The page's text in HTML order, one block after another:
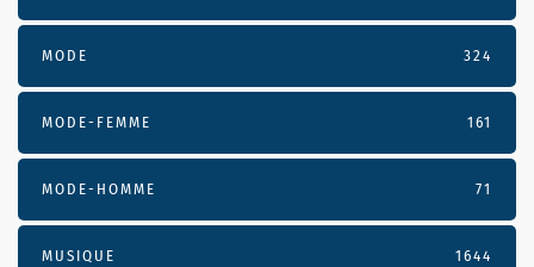
MODE 324
MODE-FEMME 161
MODE-HOMME 71
MUSIQUE 1644